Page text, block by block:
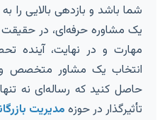
شما باشد و بازدهی بالایی را
یک مشاوره حرفه‌ای، در
مهارت و در نهایت، آینده
انتخاب یک مشاور متخصص و
حاصل کنید که رساله‌ای نه
تأثیرگذار در حوزهمدیریت